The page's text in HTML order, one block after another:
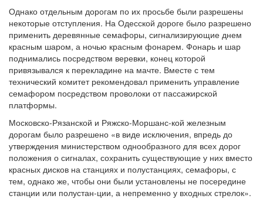
Однако отдельным дорогам по их просьбе были разрешены
некоторые отступления. На Одесской дороге было разрешено
применить деревянные семафоры, сигнализирующие днем
красным шаром, а ночью красным фонарем. Фонарь и шар
поднимались посредством веревки, конец которой
привязывался к перекладине на мачте. Вместе с тем
технический комитет рекомендовал применить управление
семафором посредством проволоки от пассажирской
платформы.
Московско-Рязанской и Ряжско-Моршанс-кой железным
дорогам было разрешено «в виде исключения, впредь до
утверждения министерством однообразного для всех дорог
положения о сигналах, сохранить существующие у них вместо
красных дисков на станциях и полустанциях, семафоры, с
тем, однако же, чтобы они были установлены не посередине
станции или полустан-ции, а непременно у входных стрелок».